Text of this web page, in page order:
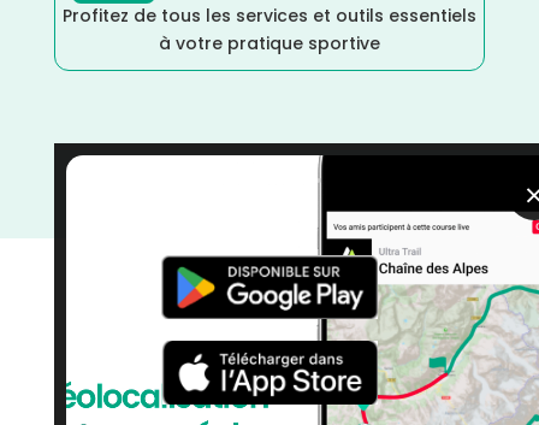
Profitez de tous les services et outils essentiels
à votre pratique sportive
courses